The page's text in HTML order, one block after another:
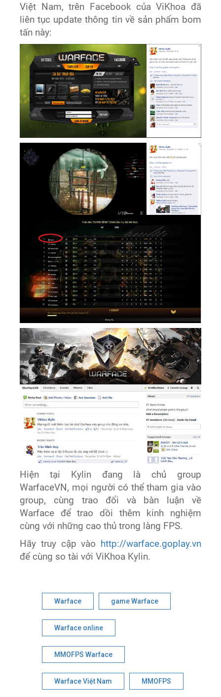
Việt Nam, trên Facebook của ViKhoa đã
liên tục update thông tin về sản phẩm bom
tấn này:
Hiện tại Kylin đang là chủ group
WarfaceVN, mọi người có thể tham gia vào
group, cùng trao đổi và bàn luận về
Warface để trao dồi thêm kinh nghiệm
cùng với những cao thủ trong làng FPS.
Hãy truy cập vào
http://warface.goplay.vn
để cùng so tài với ViKhoa Kylin.
Warface game Warface
Warface online
MMOFPS Warface
Warface Việt Nam MMOFPS